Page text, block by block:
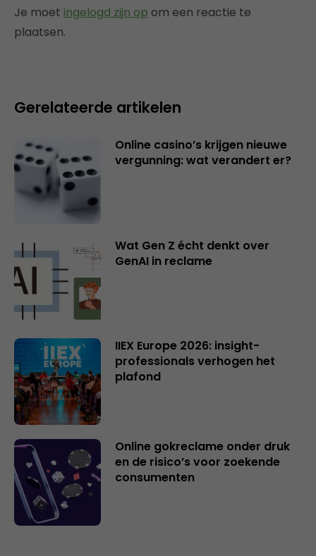
Je moet ingelogd zijn op om een reactie te
plaatsen.
Gerelateerde artikelen
Online casino’s krijgen nieuwe
vergunning: wat verandert er?
Wat Gen Z écht denkt over
GenAI in reclame
IIEX Europe 2026: insight-
professionals verhogen het
plafond
Online gokreclame onder druk
en de risico’s voor zoekende
consumenten